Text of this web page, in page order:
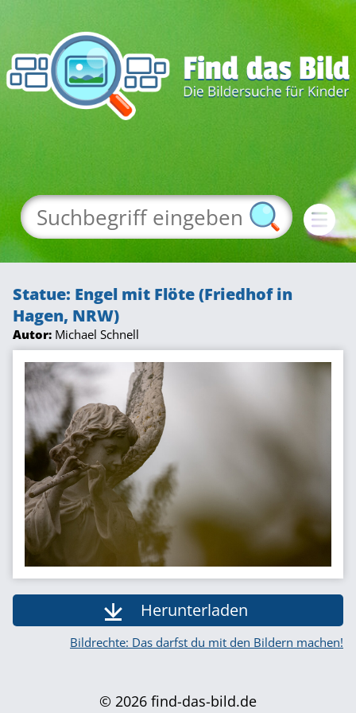
Statue: Engel mit Flöte (Friedhof in
Hagen, NRW)
Autor: Michael Schnell
Herunterladen
Bildrechte: Das darfst du mit den Bildern machen!
© 2026 find-das-bild.de